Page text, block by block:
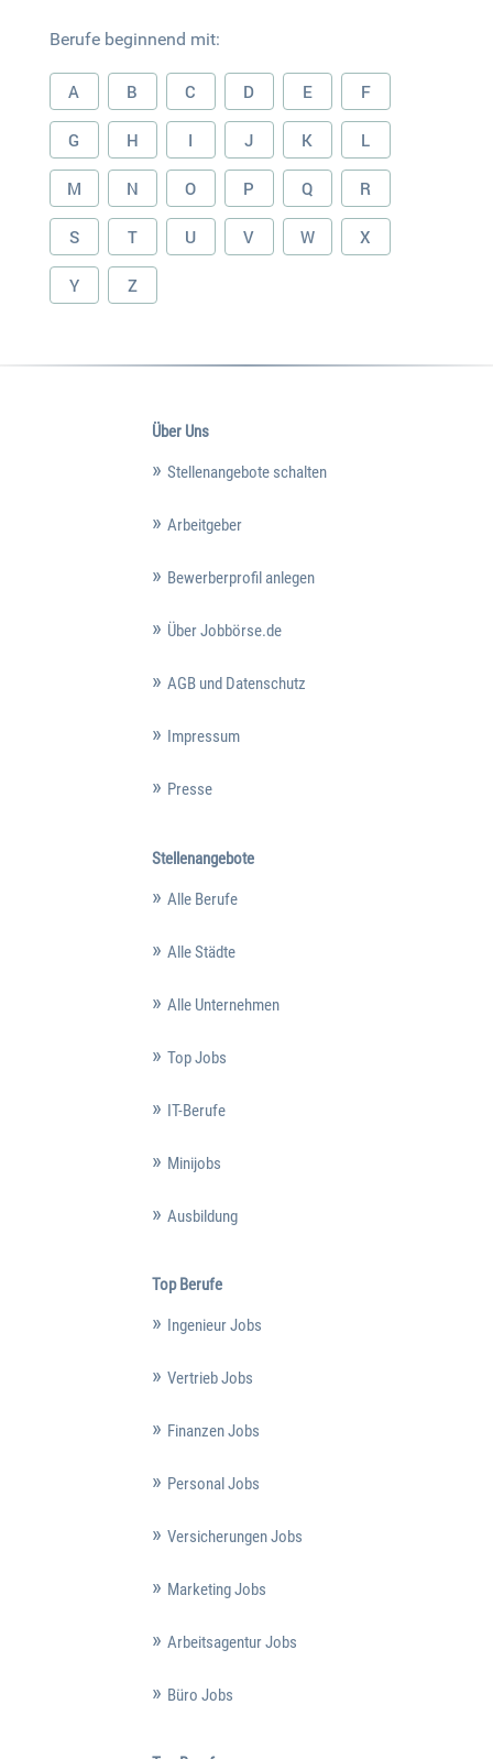
Berufe beginnend mit:
A B C D E F
G H I J K L
M N O P Q R
S T U V W X
Y Z
Über Uns
Stellenangebote schalten
Arbeitgeber
Bewerberprofil anlegen
Über Jobbörse.de
AGB und Datenschutz
Impressum
Presse
Stellenangebote
Alle Berufe
Alle Städte
Alle Unternehmen
Top Jobs
IT-Berufe
Minijobs
Ausbildung
Top Berufe
Ingenieur Jobs
Vertrieb Jobs
Finanzen Jobs
Personal Jobs
Versicherungen Jobs
Marketing Jobs
Arbeitsagentur Jobs
Büro Jobs